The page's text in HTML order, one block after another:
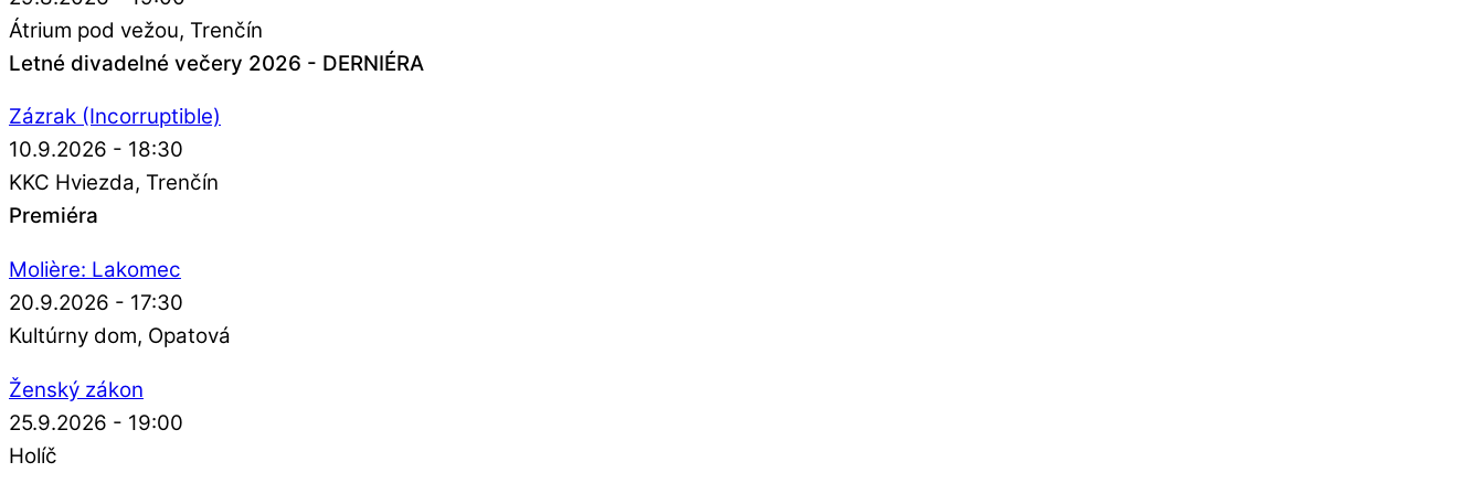
Átrium pod vežou Trenčín
Letné divadelné večery 2026 - DERNIÉRA
Zázrak (Incorruptible)
10.9.2026 - 18:30
KKC Hviezda Trenčín
Premiéra
Molière: Lakomec
20.9.2026 - 17:30
Kultúrny dom Opatová
Ženský zákon
25.9.2026 - 19:00
Holíč